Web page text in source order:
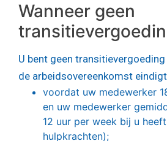
Wanneer geen
U bent geen
de arbeidsovereenkomst
voordat uw medewerker
en uw medewerker
12 uur per week bij u
hulpkrachten);